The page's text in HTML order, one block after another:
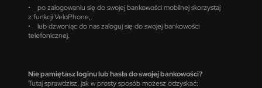
• po zalogowaniu się do swojej bankowości mobilnej skorzystaj
z funkcji VeloPhone,
• lub dzwoniąc do nas zaloguj się do swojej bankowości
telefonicznej.
Nie pamiętasz loginu lub hasła do swojej bankowości?
Tutaj sprawdzisz, jak w prosty sposób możesz odzyskać: